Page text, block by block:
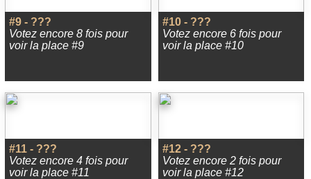
#9 - ???
Votez encore 8 fois pour
voir la place #9
#10 - ???
Votez encore 6 fois pour
voir la place #10
#11 - ???
Votez encore 4 fois pour
voir la place #11
#12 - ???
Votez encore 2 fois pour
voir la place #12